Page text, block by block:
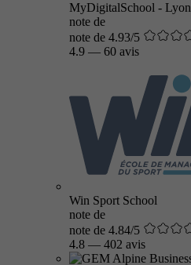
MyDigitalSchool - Lyon
note de
note de 4.93/5
4.9 — 60 avis
Win Sport School
note de
note de 4.84/5
4.8 — 402 avis